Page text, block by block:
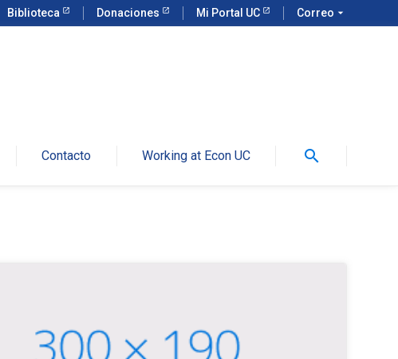
Biblioteca Donaciones Mi Portal UC Correo arrow_drop_down
Contacto Working at Econ UC search